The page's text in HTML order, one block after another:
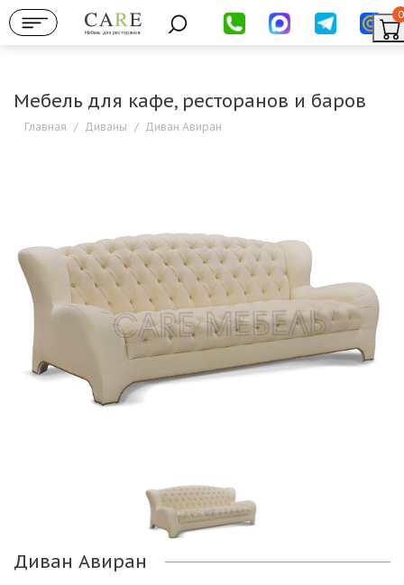
Мебель для ресторанов
0
Мебель для кафе, ресторанов и баров
Главная / Диваны / Диван Авиран
Диван Авиран